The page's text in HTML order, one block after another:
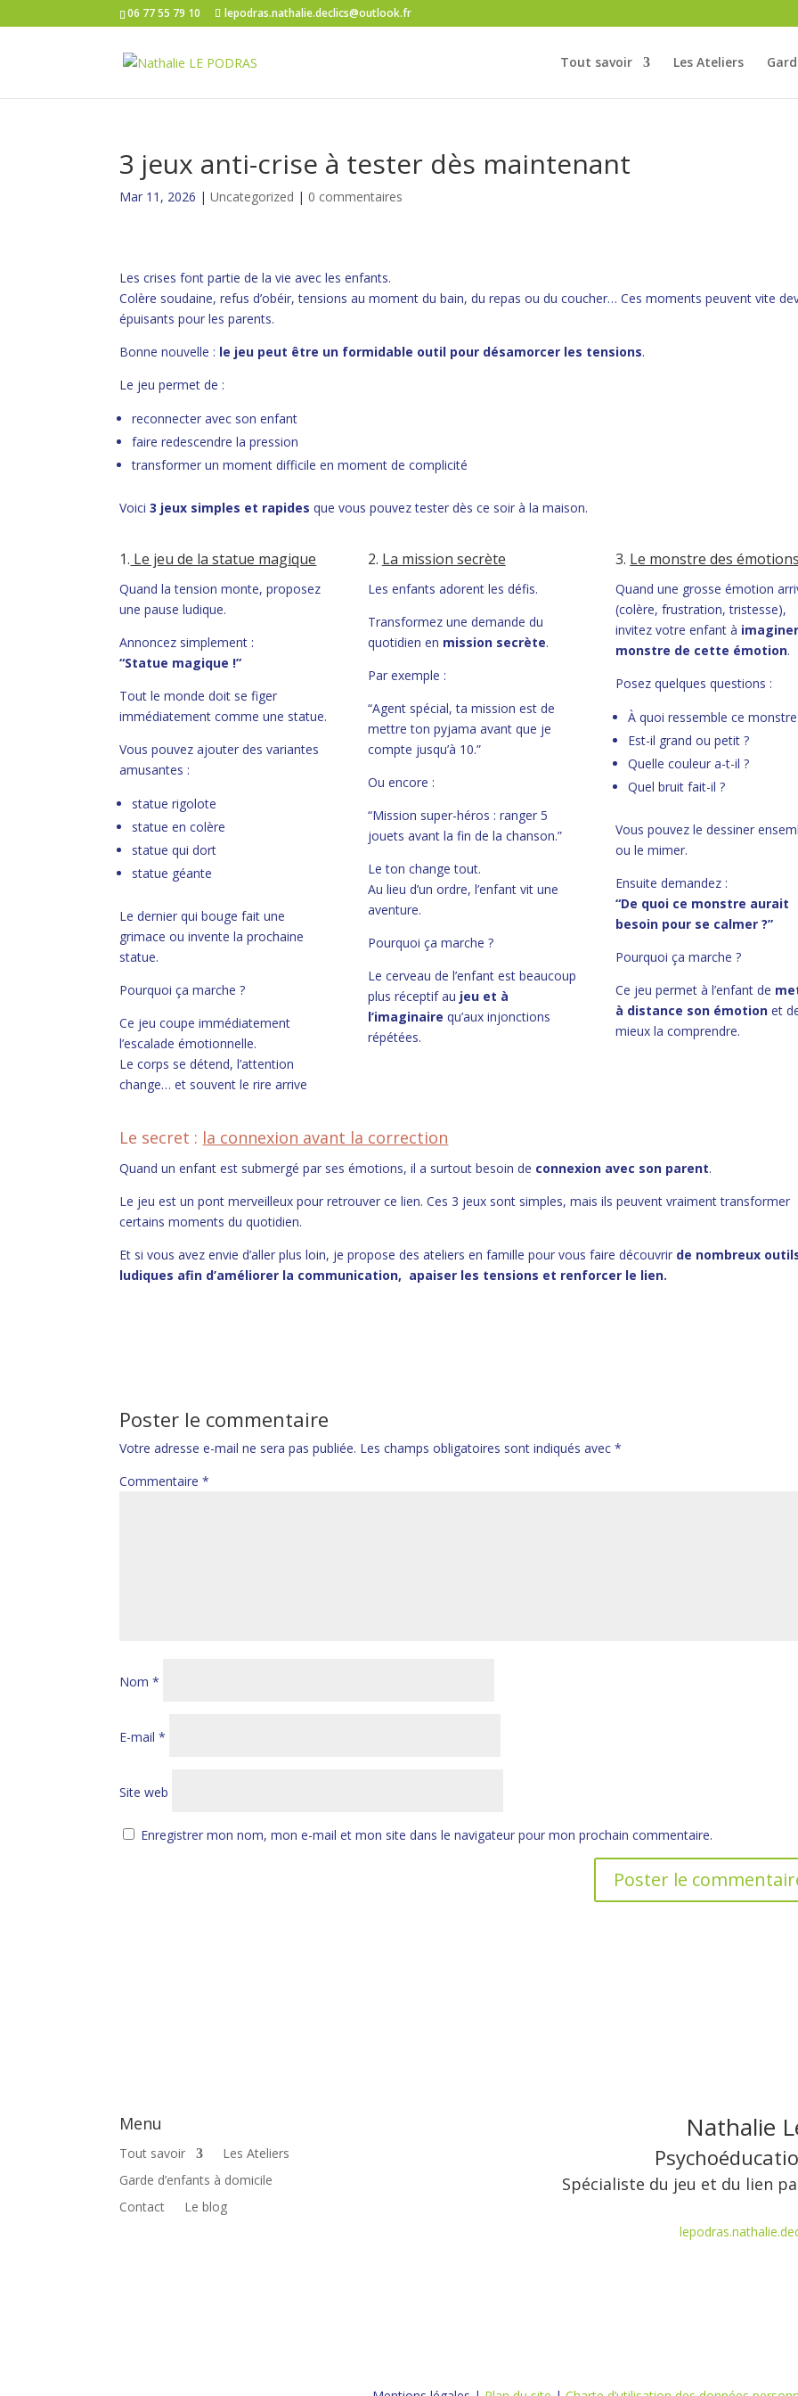
06 77 55 79 10 lepodras.nathalie.declics@outlook.fr
Tout savoir Les Ateliers
3 jeux anti-crise à tester dès maintenant
Mar 11, 2026 |Uncategorized | 0 commentaires
Les crises font partie de la vie avec les enfants.
Colère soudaine, refus d’obéir, tensions au moment du bain, du repas ou du coucher… Ces moments peuvent vite
épuisants pour les parents.
Bonne nouvelle : le jeu peut être un formidable outil pour désamorcer les tensions.
Le jeu permet de :
reconnecter avec son enfant
faire redescendre la pression
transformer un moment difficile en moment de complicité
Voici3 jeux simples et rapides que vous pouvez tester dès ce soir à la maison.
1. Le jeu de la statue magique
Quand la tension monte, proposez
une pause ludique.
Annoncez simplement :
“Statue magique !”
Tout le monde doit se figer
immédiatement comme une statue.
Vous pouvez ajouter des variantes
amusantes :
statue rigolote
statue en colère
statue qui dort
statue géante
Le dernier qui bouge fait une
grimace ou invente la prochaine
statue.
Pourquoi ça marche ?
Ce jeu coupe immédiatement
l’escalade émotionnelle.
Le corps se détend, l’attention
change… et souvent le rire arrive
2. La mission secrète
Les enfants adorent les défis.
Transformez une demande du
quotidien en mission secrète.
Par exemple :
“Agent spécial, ta mission est de
mettre ton pyjama avant que je
compte jusqu’à 10.”
Ou encore :
“Mission super-héros : ranger 5
jouets avant la fin de la chanson.”
Le ton change tout.
Au lieu d’un ordre, l’enfant vit une
aventure.
Pourquoi ça marche ?
Le cerveau de l’enfant est beaucoup
plus réceptif au jeu et à
l’imaginaire qu’aux injonctions
répétées.
3. Le monstre des
Quand une grosse émotion
(colère, frustration, tristesse),
invitez votre enfant à
monstre de cette émotion.
Posez quelques questions :
À quoi ressemble ce
Est-il grand ou petit ?
Quelle couleur a-t-il ?
Quel bruit fait-il ?
Vous pouvez le dessiner
ou le mimer.
Ensuite demandez :
“De quoi ce monstre aurait
besoin pour se calmer ?”
Pourquoi ça marche ?
Ce jeu permet à l’enfant de
à distance son émotion et
mieux la comprendre.
Le secret : la connexion avant la correction
Quand un enfant est submergé par ses émotions, il a surtout besoin de connexion avec son parent.
Le jeu est un pont merveilleux pour retrouver ce lien. Ces 3 jeux sont simples, mais ils peuvent vraiment transformer
certains moments du quotidien.
Et si vous avez envie d’aller plus loin, je propose des ateliers en famille pour vous faire découvrir de nombreux
ludiques afin d’améliorer la communication, apaiser les tensions et renforcer le lien.
Poster le commentaire
Votre adresse e-mail ne sera pas publiée. Les champs obligatoires sont indiqués avec*
Commentaire*
Nom*
E-mail*
Site web
Enregistrer mon nom, mon e-mail et mon site dans le navigateur pour mon prochain commentaire.
Menu
Tout savoir
Les Ateliers
Garde d’enfants à domicile
Contact
Le blog
Nathalie
Spécialiste du jeu et du lien